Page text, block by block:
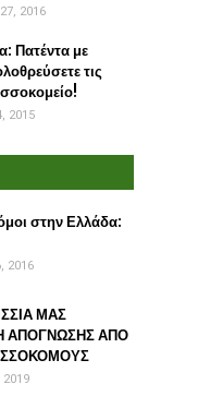
2016
Πατέντα με
τις
2015
στην Ελλάδα:
2016
ΜΑΣ
ΑΠΟΓΝΩΣΗΣ ΑΠΟ
2019